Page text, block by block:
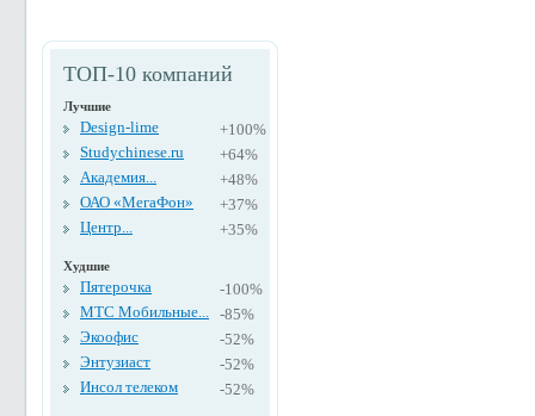
ТОП-10 компаний
Лучшие
Design-lime
+100%
Studychinese.ru
+64%
Академия...
+48%
ОАО «МегаФон»
+37%
Центр...
+35%
Худшие
Пятерочка
-100%
МТС Мобильные... -85%
Экоофис
-52%
Энтузиаст
-52%
Инсол телеком
-52%